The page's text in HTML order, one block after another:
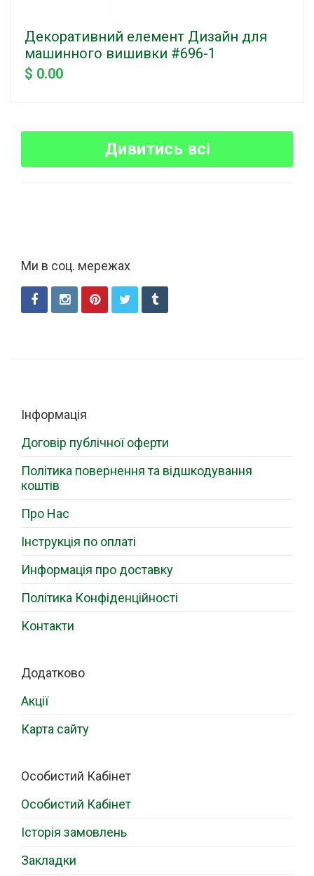
Декоративний елемент Дизайн для
машинного вишивки #696-1
$ 0.00
Дивитись всі
Ми в соц. мережах
Інформація
Договір публічної оферти
Політика повернення та відшкодування
коштів
Про Нас
Інструкція по оплаті
Информація про доставку
Політика Конфіденційності
Контакти
Додатково
Акції
Карта сайту
Особистий Кабінет
Особистий Кабінет
Історія замовлень
Закладки